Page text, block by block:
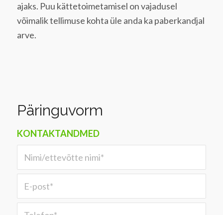
ajaks. Puu kättetoimetamisel on vajadusel
võimalik tellimuse kohta üle anda ka paberkandjal
arve.
Päringuvorm
KONTAKTANDMED